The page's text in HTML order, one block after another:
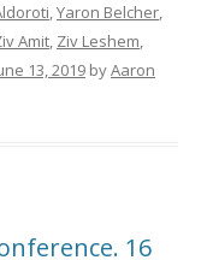
,Yaron Belcher,
Amit, Ziv Leshem,
13, 2019 byAaron
16